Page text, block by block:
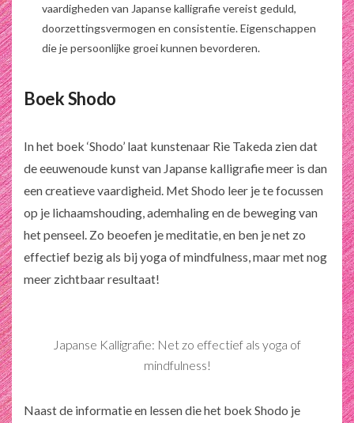
vaardigheden van Japanse kalligrafie vereist geduld,
doorzettingsvermogen en consistentie. Eigenschappen
die je persoonlijke groei kunnen bevorderen.
Boek Shodo
In het boek ‘Shodo’ laat kunstenaar Rie Takeda zien dat
de eeuwenoude kunst van Japanse kalligrafie meer is dan
een creatieve vaardigheid. MetShodo leer je te focussen
op je lichaamshouding, ademhaling en de beweging van
het penseel. Zo beoefen je meditatie, en ben je net zo
effectief bezig als bij yoga of mindfulness, maar met nog
meer zichtbaar resultaat!
Japanse Kalligrafie: Net zo effectief als yoga of
mindfulness!
Naast de informatie en lessen die het boek Shodo je